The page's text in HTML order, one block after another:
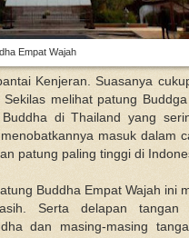
Empat Wajah
Kenjeran. Suasanya
melihat patung
di Thailand yang
masuk dalam
patung paling tinggi di
Buddha Empat Wajah ini
Serta delapan tangan
dan masing-masing